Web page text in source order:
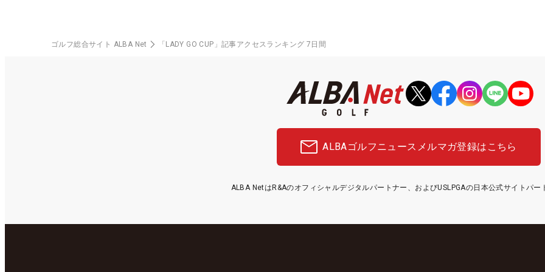
ゴルフ総合サイト ALBA Net 「LADY GO CUP」記事アクセスランキング 7日間
ALBAゴルフニュース メルマガ登録はこちら
ALBA NetはR&Aのオフィシャルデジタルパートナー、およびUSLPGAの日本公式サイトパー